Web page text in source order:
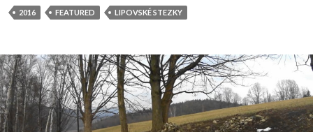
2016 FEATURED LIPOVSKÉ STEZKY